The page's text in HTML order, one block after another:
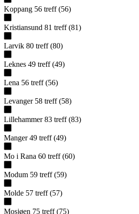
Koppang 56 treff (56)
Kristiansund 81 treff (81)
Larvik 80 treff (80)
Leknes 49 treff (49)
Lena 56 treff (56)
Levanger 58 treff (58)
Lillehammer 83 treff (83)
Manger 49 treff (49)
Mo i Rana 60 treff (60)
Modum 59 treff (59)
Molde 57 treff (57)
Mosjøen 75 treff (75)